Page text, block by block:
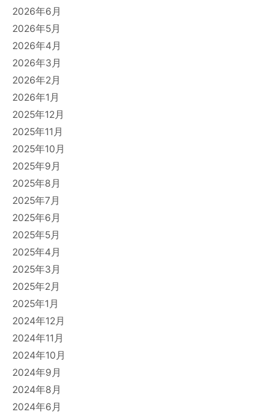
2026年6月
2026年5月
2026年4月
2026年3月
2026年2月
2026年1月
2025年12月
2025年11月
2025年10月
2025年9月
2025年8月
2025年7月
2025年6月
2025年5月
2025年4月
2025年3月
2025年2月
2025年1月
2024年12月
2024年11月
2024年10月
2024年9月
2024年8月
2024年6月